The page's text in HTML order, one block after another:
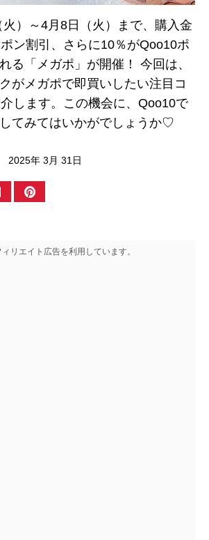
）～4月8日（火）まで、購入金
ン割引、さらに10％がQoo10ポ
る「メガポ」が開催！ 今回は、
がメガポで即買いしたい注目コ
します。この機会に、Qoo10で
てみてはいかがでしょうか♡
2025年 3月 31日
リエイト広告を利用しています。